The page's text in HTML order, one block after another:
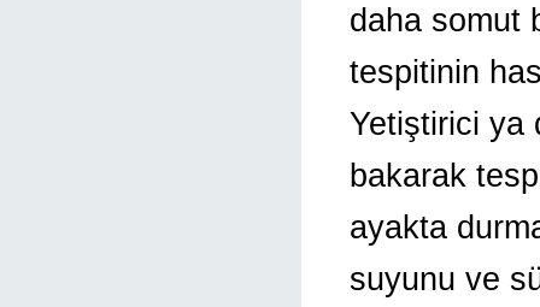
daha somut
tespitinin
Yetiştirici ya
bakarak
ayakta
suyunu ve